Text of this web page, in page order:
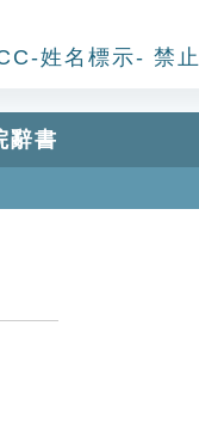
姓名標示- 禁
辭書